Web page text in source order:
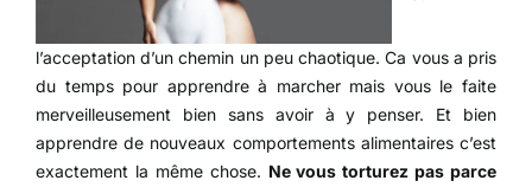
l’acceptation d’un chemin un peu chaotique. Ca vous a pris
du temps pour apprendre à marcher mais vous le faite
merveilleusement bien sans avoir à y penser. Et bien
apprendre de nouveaux comportements alimentaires c’est
exactement la même chose. Ne vous torturez pas parce